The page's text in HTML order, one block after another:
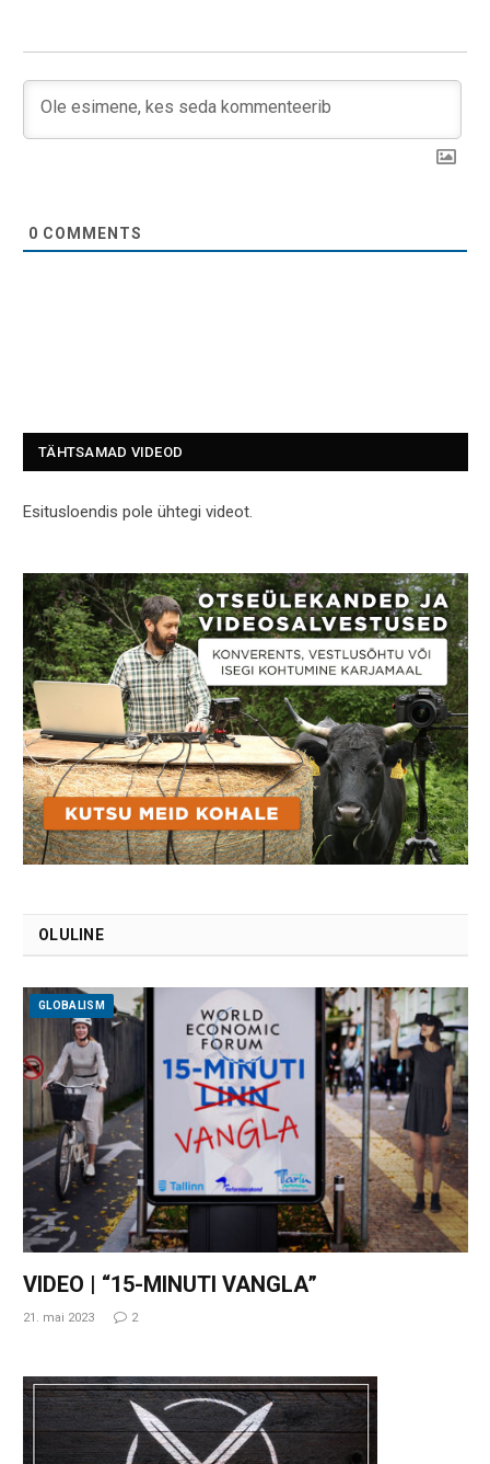
0 COMMENTS
TÄHTSAMAD VIDEOD
Esitusloendis pole ühtegi videot.
OLULINE
GLOBALISM
VIDEO | “15-MINUTI VANGLA”
21. mai 2023 2